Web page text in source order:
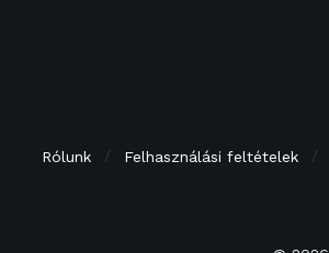
Rólunk Felhasználási feltételek